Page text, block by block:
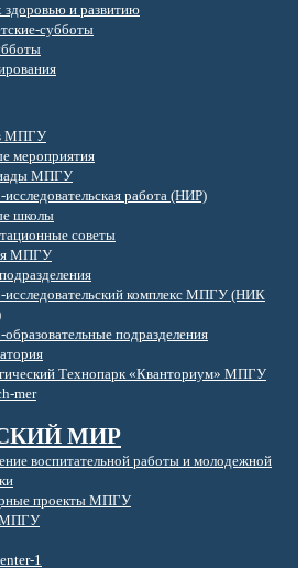
здоровью и развитию
МПГУ
мероприятия
МПГУ
работа (НИР)
школы
советы
МПГУ
исследовательский комплекс МПГУ (НИК
подразделения
Технопарк «Кванториум» МПГУ
МИР
воспитательной работы и молодежной
проекты МПГУ
МПГУ